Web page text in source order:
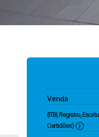
Venda
(ITBI, Registro,
Certidões)